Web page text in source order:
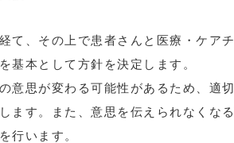
て、その上で患者さんと医療・ケア
基本として方針を決定します。
意思が変わる可能性があるため、適
ます。また、意思を伝えられなくな
行います。